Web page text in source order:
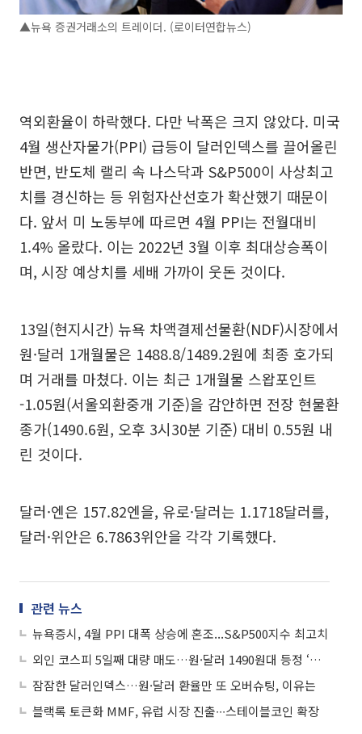
▲뉴욕 증권거래소의 트레이더. (로이터연합뉴스)
역외환율이 하락했다. 다만 낙폭은 크지 않았다. 미국
4월 생산자물가(PPI) 급등이 달러인덱스를 끌어올린
반면, 반도체 랠리 속 나스닥과 S&P500이 사상최고
치를 경신하는 등 위험자산선호가 확산했기 때문이
다. 앞서 미 노동부에 따르면 4월 PPI는 전월대비
1.4% 올랐다. 이는 2022년 3월 이후 최대상승폭이
며, 시장 예상치를 세배 가까이 웃돈 것이다.
13일(현지시간) 뉴욕 차액결제선물환(NDF)시장에서
원·달러 1개월물은 1488.8/1489.2원에 최종 호가되
며 거래를 마쳤다. 이는 최근 1개월물 스왑포인트
-1.05원(서울외환중개 기준)을 감안하면 전장 현물환
종가(1490.6원, 오후 3시30분 기준) 대비 0.55원 내
린 것이다.
달러·엔은 157.82엔을, 유로·달러는 1.1718달러를,
달러·위안은 6.7863위안을 각각 기록했다.
관련 뉴스
뉴욕증시, 4월 PPI 대폭 상승에 혼조...S&P500지수 최고치
외인 코스피 5일째 대량 매도…원·달러 1490원대 등정 ‘한달만 최고’
잠잠한 달러인덱스…원·달러 환율만 또 오버슈팅, 이유는
블랙록 토큰화 MMF, 유럽 시장 진출∙∙∙스테이블코인 확장